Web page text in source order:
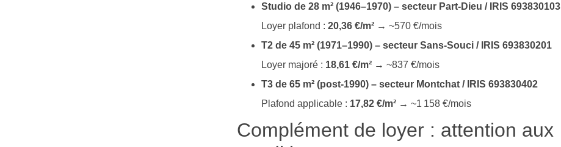
Studio de 28 m² (1946–1970) – secteur Part-Dieu / IRIS 693830103
Loyer plafond :20,36 €/m² → ~570 €/mois
T2 de 45 m² (1971–1990) – secteur Sans-Souci / IRIS 693830201
Loyer majoré : 18,61 €/m² → ~837 €/mois
T3 de 65 m² (post-1990) – secteur Montchat / IRIS 693830402
Plafond applicable : 17,82 €/m² → ~1 158 €/mois
Complément de loyer : attention aux